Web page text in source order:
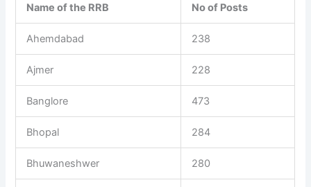
Name of the RRB
No of Posts
Ahemdabad 238
Ajmer 228
Banglore 473
Bhopal 284
Bhuwaneshwer 280